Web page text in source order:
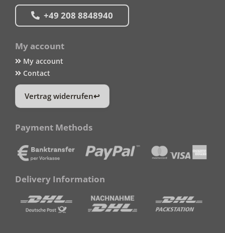
+49 208 8848940
My account
My account
Contact
Vertrag widerrufen
Payment Methods
Delivery Information